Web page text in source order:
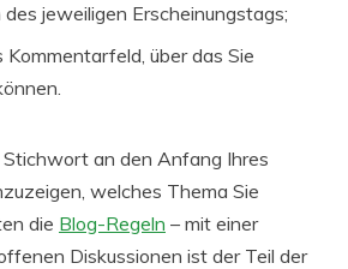
jeweiligen Erscheinungstags;
über das Sie
an den Anfang Ihres
welches Thema Sie
die Blog-Regeln – mit einer
Diskussionen ist der Teil der